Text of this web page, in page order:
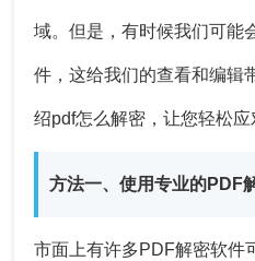
域。但是，有时候我们可能
件，这给我们的查看和编辑
绍pdf怎么解密，让您轻松应
方法一、使用专业的PDF
市面上有许多PDF解密软件